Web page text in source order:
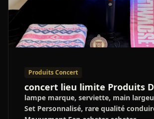
Produits Concert
concert lieu limite Produits
lampe marque, serviette, main
Set Personnalisé, rare qualité